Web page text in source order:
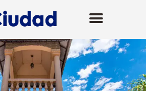
de herramientas